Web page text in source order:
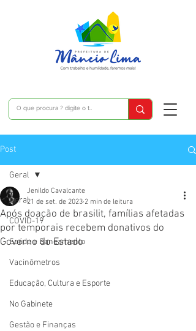
Post
Geral
COVID-19
Saúde e Saneamento
Vacinômetros
Educação, Cultura e Esporte
No Gabinete
Gestão e Finanças
Geral
Após doação de brasilit, famílias afetadas
por temporais recebem donativos do
Governo do Estado
Jenildo Cavalcante
21 de set. de 2023 2 min de leitura